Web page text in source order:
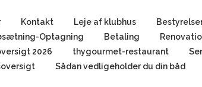
Kontakt Leje af klubhus
Optagning Betaling
2026 thygourmet-restaurant
Sådan vedligeholder du din båd